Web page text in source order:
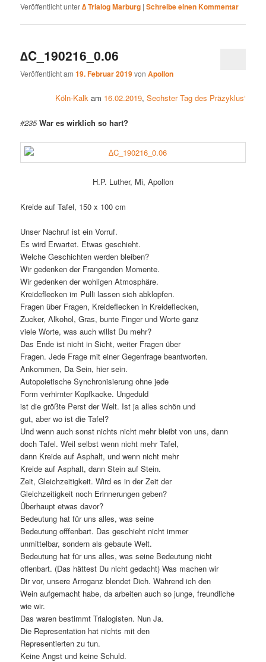
Veröffentlicht unter∆ Trialog Marburg |Schreibe einen Kommentar
∆C_190216_0.06
Veröffentlicht am19. Februar 2019vonApollon
Köln-Kalkam 16.02.2019, Sechster Tag des Präzyklus‘
#235 War es wirklich so hart?
H.P. Luther, Mi, Apollon
Kreide auf Tafel, 150 x 100 cm
Unser Nachruf ist ein Vorruf.
Es wird Erwartet. Etwas geschieht.
Welche Geschichten werden bleiben?
Wir gedenken der Frangenden Momente.
Wir gedenken der wohligen Atmosphäre.
Kreideflecken im Pulli lassen sich abklopfen.
Fragen über Fragen, Kreideflecken in Kreideflecken,
Zucker, Alkohol, Gras, bunte Finger und Worte ganz
viele Worte, was auch willst Du mehr?
Das Ende ist nicht in Sicht, weiter Fragen über
Fragen. Jede Frage mit einer Gegenfrage beantworten.
Ankommen, Da Sein, hier sein.
Autopoietische Synchronisierung ohne jede
Form verhirnter Kopfkacke. Ungeduld
ist die größte Perst der Welt. Ist ja alles schön und
gut, aber wo ist die Tafel?
Und wenn auch sonst nichts nicht mehr bleibt von uns, dann
doch Tafel. Weil selbst wenn nicht mehr Tafel,
dann Kreide auf Asphalt, und wenn nicht mehr
Kreide auf Asphalt, dann Stein auf Stein.
Zeit, Gleichzeitigkeit. Wird es in der Zeit der
Gleichzeitigkeit noch Erinnerungen geben?
Überhaupt etwas davor?
Bedeutung hat für uns alles, was seine
Bedeutung offfenbart. Das geschieht nicht immer
unmittelbar, sondern als gebaute Welt.
Bedeutung hat für uns alles, was seine Bedeutung nicht
offenbart. (Das hättest Du nicht gedacht) Was machen wir
Dir vor, unsere Arroganz blendet Dich. Während ich den
Wein aufgemacht habe, da arbeiten auch so junge, freundliche
wie wir.
Das waren bestimmt Trialogisten. Nun Ja.
Die Representation hat nichts mit den
Representierten zu tun.
Keine Angst und keine Schuld.